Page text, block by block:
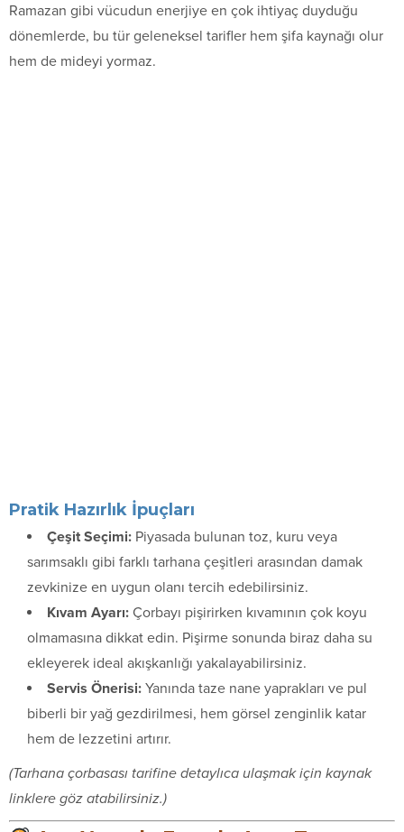
Ramazan gibi vücudun enerjiye en çok ihtiyaç duyduğu
dönemlerde, bu tür geleneksel tarifler hem şifa kaynağı olur
hem de mideyi yormaz.
Pratik Hazırlık İpuçları
Çeşit Seçimi: Piyasada bulunan toz, kuru veya
sarımsaklı gibi farklı tarhana çeşitleri arasından damak
zevkinize en uygun olanı tercih edebilirsiniz.
Kıvam Ayarı: Çorbayı pişirirken kıvamının çok koyu
olmamasına dikkat edin. Pişirme sonunda biraz daha su
ekleyerek ideal akışkanlığı yakalayabilirsiniz.
Servis Önerisi: Yanında taze nane yaprakları ve pul
biberli bir yağ gezdirilmesi, hem görsel zenginlik katar
hem de lezzetini artırır.
(Tarhana çorbasası tarifine detaylıca ulaşmak için kaynak
linklere göz atabilirsiniz.)